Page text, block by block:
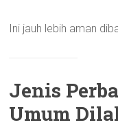
Ini jauh lebih aman
Jenis
Umum